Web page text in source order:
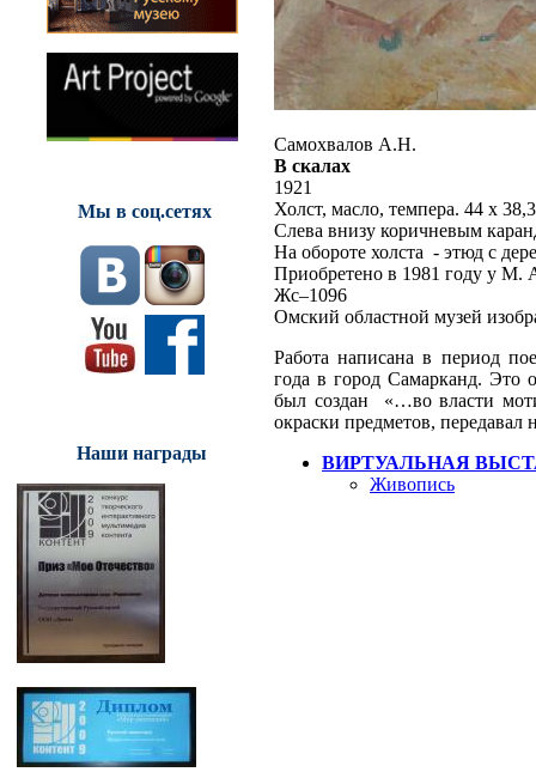
Мы в соц.сетях
Наши награды
Самохвалов А.Н.
В скалах
1921
Холст, масло, темпера. 44 х 38,3
Слева внизу коричневым
На обороте холста - этюд с
Приобретено в 1981 году у М.
Жс–1096
Омский областной музей
Работа написана в период
года в город Самарканд. Это
был создан «…во власти
окраски предметов,
ВИРТУАЛЬНАЯ
Живопись